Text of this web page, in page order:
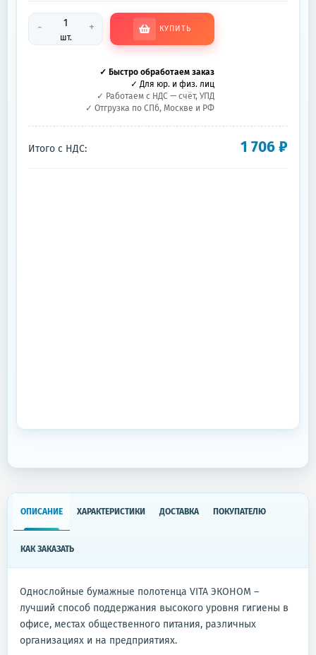
-
шт.
+ КУПИТЬ
✓ Быстро обработаем заказ
✓ Для юр. и физ. лиц
✓ Работаем с НДС — счёт, УПД
✓ Отгрузка по СПб, Москве и РФ
Итого с НДС: 1 706₽
ОПИСАНИЕ ХАРАКТЕРИСТИКИ ДОСТАВКА ПОКУПАТЕЛЮ
КАК ЗАКАЗАТЬ
Однослойные бумажные полотенца VITA ЭКОНОМ –
лучший способ поддержания высокого уровня гигиены в
офисе, местах общественного питания, различных
организациях и на предприятиях.